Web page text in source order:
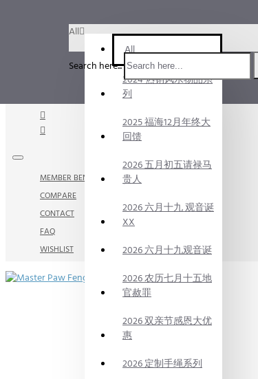
MEMBER BENEFITS
COMPARE
CONTACT
FAQ
WISHLIST
All
All
2024 热销风水物品系
列
2025 福海12月年终大
回馈
2026 五月初五请禄马
贵人
2026 六月十九 观音诞
XX
2026 六月十九观音诞
2026 农历七月十五地
官赦罪
2026 双亲节感恩大优
惠
2026 定制手绳系列
Search here...